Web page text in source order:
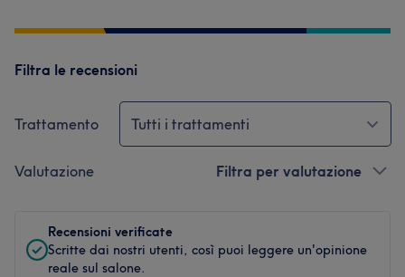
Filtra le recensioni
Trattamento Tutti i trattamenti
Valutazione Filtra per valutazione
Recensioni verificate
Scritte dai nostri utenti, così puoi leggere un'opinione
reale sul salone.